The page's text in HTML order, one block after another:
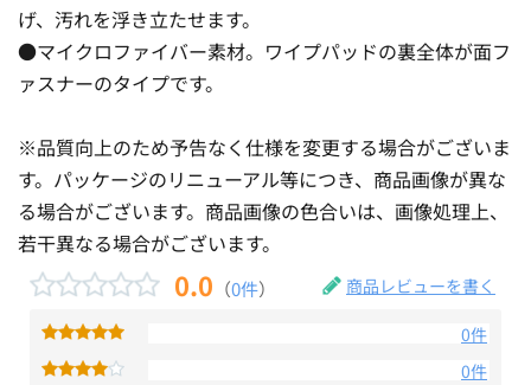
げ、汚れを浮き立たせます。
●マイクロファイバー素材。ワイプパッドの裏全体が面フ
ァスナーのタイプです。
※品質向上のため予告なく仕様を変更する場合がございま
す。パッケージのリニューアル等につき、商品画像が異な
る場合がございます。商品画像の色合いは、画像処理上、
若干異なる場合がございます。
0.0 （0件） 商品レビューを書く
0件
0件